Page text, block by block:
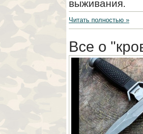
выживания.
Читать полностью »
Все о